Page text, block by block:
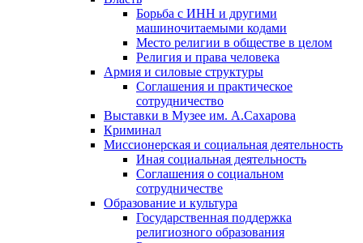
Борьба с ИНН и другими
машиночитаемыми кодами
Место религии в обществе в целом
Религия и права человека
Армия и силовые структуры
Соглашения и практическое
сотрудничество
Выставки в Музее им. А.Сахарова
Криминал
Миссионерская и социальная деятельность
Иная социальная деятельность
Соглашения о социальном
сотрудничестве
Образование и культура
Государственная поддержка
религиозного образования